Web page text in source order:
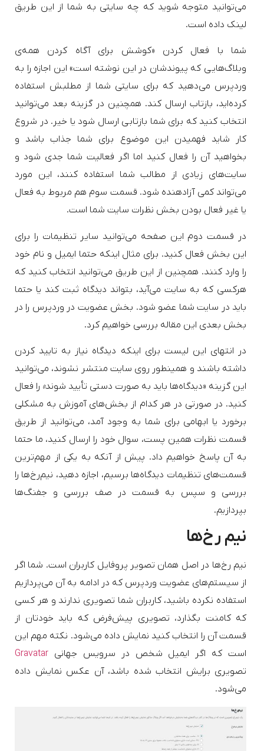
می‌توانید متوجه شوید که چه سایتی به شما از این طریق
لینک داده است.
شما با فعال کردن «کوشش برای آگاه کردن ‌همه‌ی
وبلاگ‌هایی که پیوندشان در ‌این نوشته است» این اجازه را به
وردپرس می‌دهید که برای سایتی شما از مطلبش استفاده
کرده‌اید، بازتاب ارسال کند. همچنین در گزینه بعد می‌توانید
انتخاب کنید که برای شما بازتابی ارسال شود یا خیر. در شروع
کار شاید فهمیدن این موضوع برای شما جذاب باشد و
بخواهید آن را فعال کنید اما اگر فعالیت شما جدی شود و
سایت‌های زیادی از مطالب شما استفاده کنند، این مورد
می‌تواند کمی آزادهنده شود. قسمت سوم هم مربوط به فعال
یا غیر فعال بودن بخش نظرات سایت شما است.
در قسمت دوم این صفحه می‌توانید سایر تنظیمات را برای
این بخش فعال کنید. برای مثال اینکه حتما ایمیل و نام خود
را وارد کنند. همچنین از این طریق می‌توانید انتخاب کنید که
هرکسی که به سایت می‌آید، بتواند دیدگاه ثبت کند یا حتما
باید در سایت شما عضو شود. بخش عضویت در وردپرس را در
بخش بعدی این مقاله بررسی خواهیم کرد.
در انتهای این لیست برای اینکه دیدگاه نیاز به تایید کردن
داشته باشند و همینطور روی سایت منتشر نشوند، می‌توانید
این گزینه «دیدگاه‌ها باید به صورت دستی تأیید شوند» را فعال
کنید. در صورتی در هر کدام از بخش‌های آموزش به مشکلی
برخورد یا ابهامی برای شما به وجود آمد، می‌توانید از طریق
قسمت نظرات همین پست، سوال خود را ارسال کنید، ما حتما
به آن پاسخ خواهیم داد. پیش از آنکه به یکی از مهم‌ترین
قسمت‌های تنظیمات دیدگاه‌‌ها برسیم، اجازه دهید، نیم‌رخ‌ها را
بررسی و سپس به قسمت در صف بررسی و جفنگ‌ها
بپردازیم.
نیم رخ‌ها
نیم‌ رخ‌ها در اصل همان تصویر پروفایل کاربران است. شما اگر
از سیستم‌های عضویت وردپرس که در ادامه به آن می‌پردازیم
استفاده نکرده باشید، کاربران شما تصویری ندارند و هر کسی
که کامنت بگذارد، تصویری پیش‌فرض که باید خودتان از
قسمت آن را انتخاب کنید نمایش داده می‌شود. نکته مهم این
است که اگر ایمیل شخص در سرویس جهانی Gravatar
تصویری برایش انتخاب شده باشد، آن عکس نمایش داده
می‌شود.